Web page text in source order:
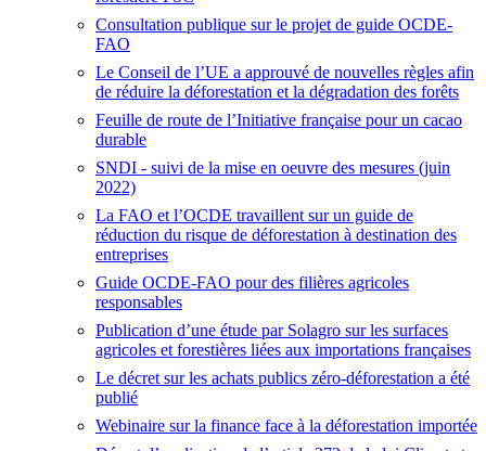
Consultation publique sur le projet de guide OCDE-
FAO
Le Conseil de l’UE a approuvé de nouvelles règles afin
de réduire la déforestation et la dégradation des forêts
Feuille de route de l’Initiative française pour un cacao
durable
SNDI - suivi de la mise en oeuvre des mesures (juin
2022)
La FAO et l’OCDE travaillent sur un guide de
réduction du risque de déforestation à destination des
entreprises
Guide OCDE-FAO pour des filières agricoles
responsables
Publication d’une étude par Solagro sur les surfaces
agricoles et forestières liées aux importations françaises
Le décret sur les achats publics zéro-déforestation a été
publié
Webinaire sur la finance face à la déforestation importée